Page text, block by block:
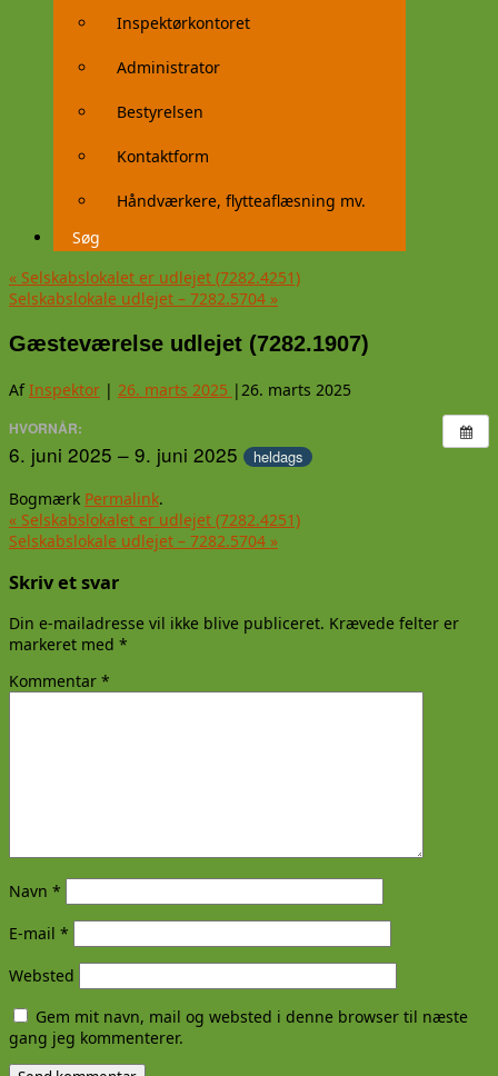
Inspektørkontoret
Administrator
Bestyrelsen
Kontaktform
Håndværkere, flytteaflæsning mv.
Søg
« Selskabslokalet er udlejet (7282.4251)
Selskabslokale udlejet – 7282.5704 »
Gæsteværelse udlejet (7282.1907)
AfInspektor | 26. marts 2025 | 26. marts 2025
HVORNÅR:
6. juni 2025 – 9. juni 2025 heldags
Bogmærk Permalink.
« Selskabslokalet er udlejet (7282.4251)
Selskabslokale udlejet – 7282.5704 »
Skriv et svar
Din e-mailadresse vil ikke blive publiceret. Krævede felter er
markeret med *
Kommentar *
Navn *
E-mail *
Websted
Gem mit navn, mail og websted i denne browser til næste
gang jeg kommenterer.